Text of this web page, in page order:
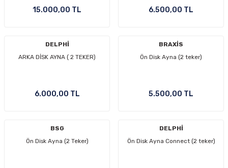
Ön/Arka Takımlar
15.000,00 TL 6.500,00 TL
DELPHİ
ARKA DİSK AYNA ( 2 TEKER)
6.000,00 TL
BRAXİS
Ön Disk Ayna (2 teker)
5.500,00 TL
BSG
Ön Disk Ayna (2 Teker)
DELPHİ
Ön Disk Ayna Connect (2 teker)